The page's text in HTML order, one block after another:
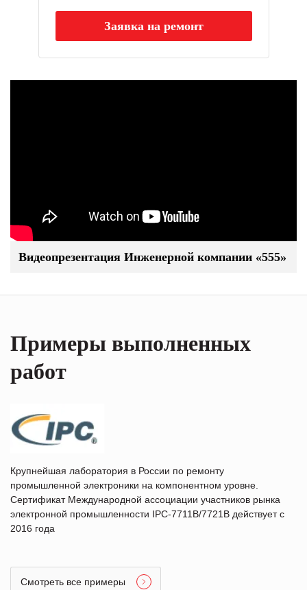
Заявка на ремонт
Видеопрезентация Инженерной компании «555»
Примеры выполненных
работ
Крупнейшая лаборатория в России по ремонту
промышленной электроники на компонентном уровне.
Сертификат Международной ассоциации участников рынка
электронной промышленности IPC-7711B/7721B действует с
2016 года
Смотреть все примеры